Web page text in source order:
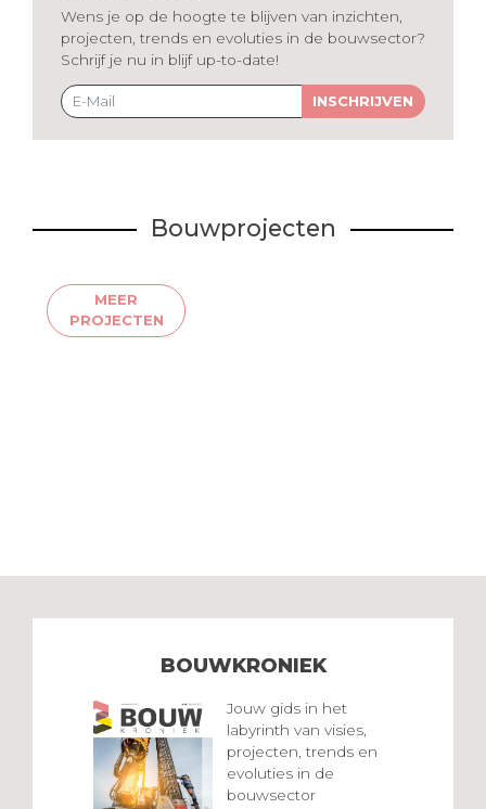
Wens je op de hoogte te blijven van inzichten,
projecten, trends en evoluties in de bouwsector?
Schrijf je nu in blijf up-to-date!
INSCHRIJVEN
Bouwprojecten
MEER
PROJECTEN
BOUWKRONIEK
Jouw gids in het
labyrinth van visies,
projecten, trends en
evoluties in de
bouwsector